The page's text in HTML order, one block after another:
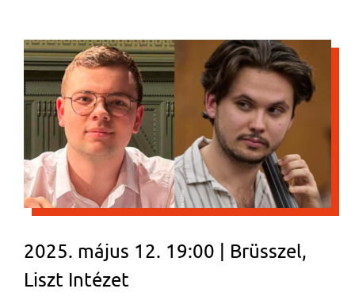
2025. május 12. 19:00 | Brüsszel,
Liszt Intézet